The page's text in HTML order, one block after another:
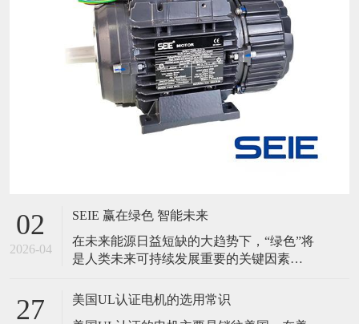
02
2026-04
SEIE 赢在绿色 智能未来
在未来能源日益短缺的大趋势下，“绿色”将
是人类未来可持续发展重要的关键因素。
伴随人类走向更远的星空。 SEIE应势而动
27
美国UL认证电机的选用常识